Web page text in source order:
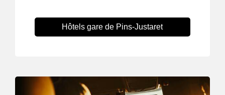
Hôtels gare de Pins-Justaret